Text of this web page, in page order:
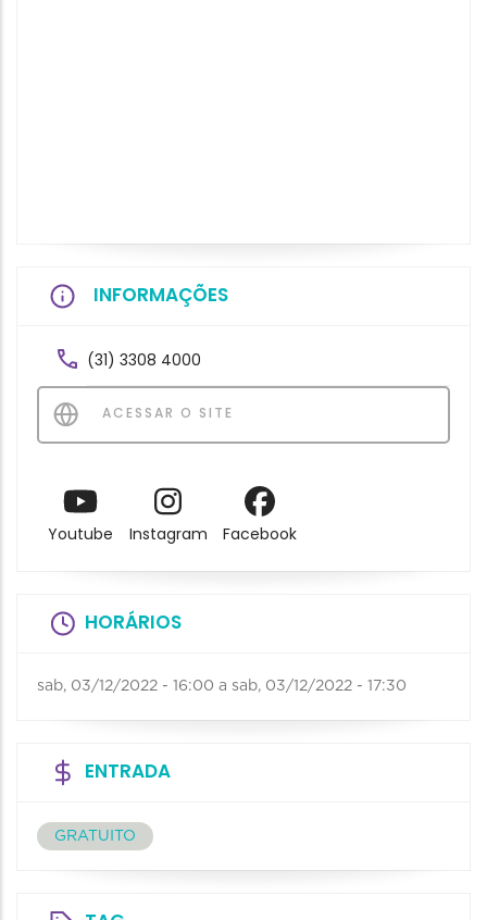
INFORMAÇÕES
(31) 3308 4000
ACESSAR O SITE
Youtube Instagram Facebook
HORÁRIOS
sab, 03/12/2022 - 16:00 a sab, 03/12/2022 - 17:30
ENTRADA
GRATUITO